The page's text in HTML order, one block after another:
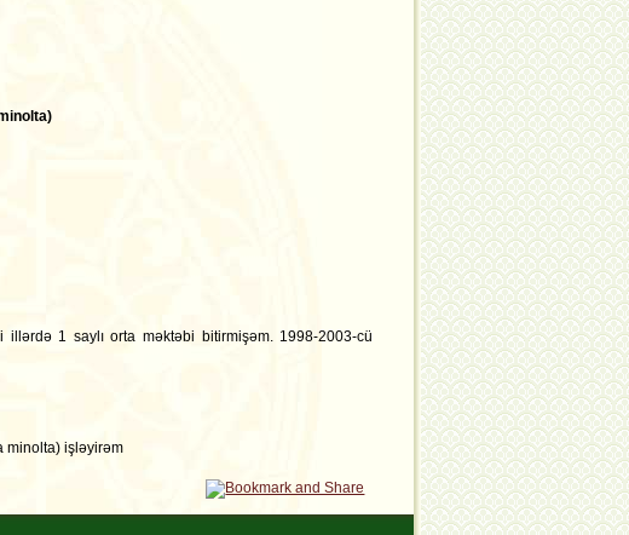
1 saylı orta məktəbi bitirmişəm. 1998-2003-cü
minolta) işləyirəm